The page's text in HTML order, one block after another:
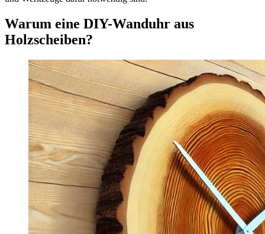
Warum eine DIY-Wanduhr aus
Holzscheiben?